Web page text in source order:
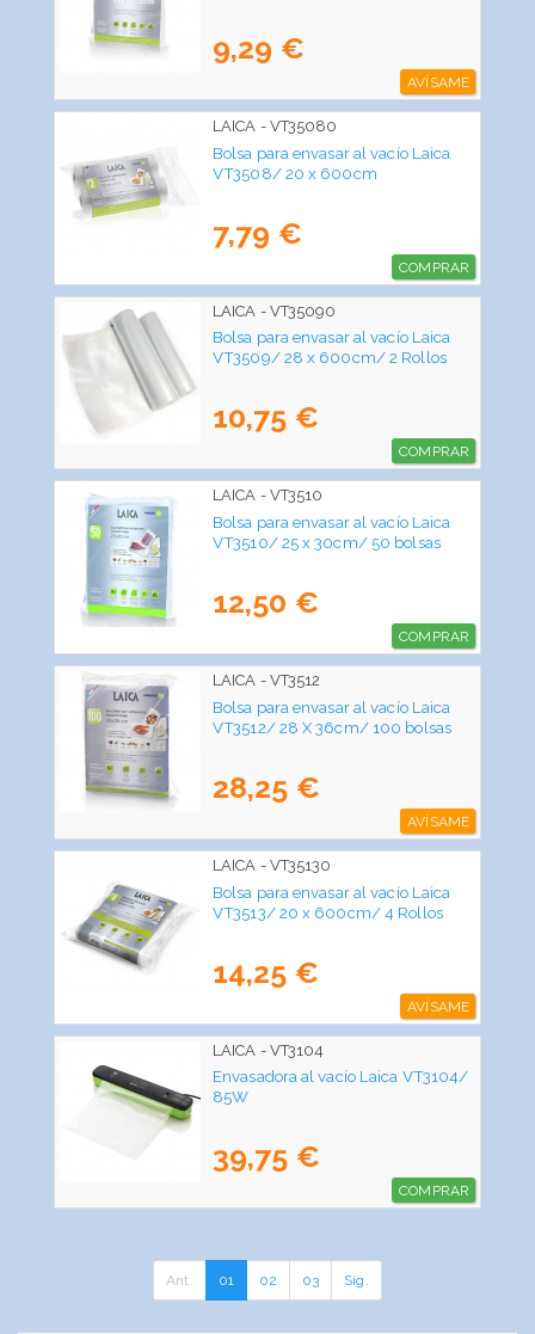
9,29 €
AVÍSAME
LAICA - VT35080
Bolsa para envasar al vacío Laica
VT3508/ 20 x 600cm
7,79 €
COMPRAR
LAICA - VT35090
Bolsa para envasar al vacío Laica
VT3509/ 28 x 600cm/ 2 Rollos
10,75 €
COMPRAR
LAICA - VT3510
Bolsa para envasar al vacío Laica
VT3510/ 25 x 30cm/ 50 bolsas
12,50 €
COMPRAR
LAICA - VT3512
Bolsa para envasar al vacío Laica
VT3512/ 28 X 36cm/ 100 bolsas
28,25 €
AVÍSAME
LAICA - VT35130
Bolsa para envasar al vacío Laica
VT3513/ 20 x 600cm/ 4 Rollos
14,25 €
AVÍSAME
LAICA - VT3104
Envasadora al vacío Laica VT3104/
85W
39,75 €
COMPRAR
Ant. 01 02 03 Sig.